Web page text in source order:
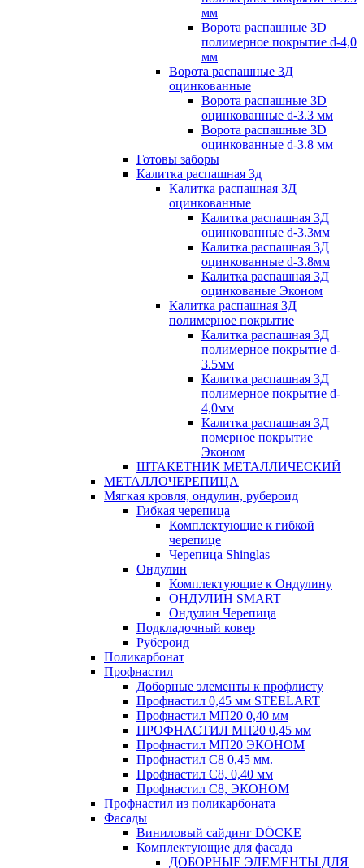
мм
Ворота распашные 3D
полимерное покрытие d-4,0
мм
Ворота распашные 3Д
оцинкованные
Ворота распашные 3D
оцинкованные d-3.3 мм
Ворота распашные 3D
оцинкованные d-3.8 мм
Готовы заборы
Калитка распашная 3д
Калитка распашная 3Д
оцинкованные
Калитка распашная 3Д
оцинкованные d-3.3мм
Калитка распашная 3Д
оцинкованные d-3.8мм
Калитка распашная 3Д
оцинкованые Эконом
Калитка распашная 3Д
полимерное покрытие
Калитка распашная 3Д
полимерное покрытие d-
3.5мм
Калитка распашная 3Д
полимерное покрытие d-
4,0мм
Калитка распашная 3Д
померное покрытие
Эконом
ШТАКЕТНИК МЕТАЛЛИЧЕСКИЙ
МЕТАЛЛОЧЕРЕПИЦА
Мягкая кровля, ондулин, рубероид
Гибкая черепица
Комплектующие к гибкой
черепице
Черепица Shinglas
Ондулин
Комплектующие к Ондулину
ОНДУЛИН SMART
Ондулин Черепица
Подкладочный ковер
Рубероид
Поликарбонат
Профнастил
Доборные элементы к профлисту
Профнастил 0,45 мм STEELART
Профнастил МП20 0,40 мм
ПРОФНАСТИЛ МП20 0,45 мм
Профнастил МП20 ЭКОНОМ
Профнастил С8 0,45 мм.
Профнастил С8, 0,40 мм
Профнастил С8, ЭКОНОМ
Профнастил из поликарбоната
Фасады
Виниловый сайдинг DÖCKE
Комплектующие для фасада
ДОБОРНЫЕ ЭЛЕМЕНТЫ ДЛЯ